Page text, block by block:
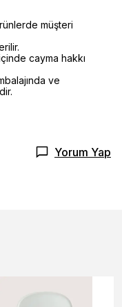
müşteri
cayma hakkı
ve
Yorum Yap